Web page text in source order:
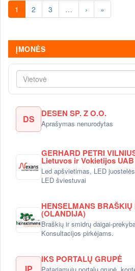
1 2 3 … › »
ĮMONĖS
Vietovė
DS DESEN SP. Z O.O.
Aprašymas nenurodytas
GERHARD PETRI
Lietuvos ir Vokietijos UAB
Led apšvietimas, LED
LED šviestuvai
HENSELMANS BRAŠKIŲ
(OLANDIJA)
Braškių ir smidrų daigai-
Konsultacijos pirkėjams.
IKS PORTALŲ GRUPĖ
Patariamųjų portalų grupė,